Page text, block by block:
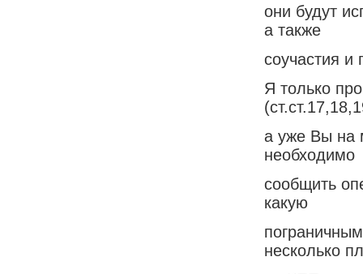
они будут
а также
соучастия
Я только
а уже Вы на
необходимо
сообщить
какую
несколько